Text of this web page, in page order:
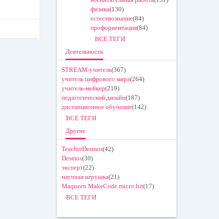
физика(130)
естествознание(84)
профориентация(84)
ВСЕ ТЕГИ
Деятельность
STREAM-учитель(367)
учитель цифрового мира(264)
учитель-мейкер(219)
педагогический дизайн(187)
дистанционное обучение(142)
ВСЕ ТЕГИ
Другие
TeacherDesmos(42)
Desmos(30)
эксперт(22)
научная игрушка(21)
Maqueen MakeCode micro:bit(17)
ВСЕ ТЕГИ